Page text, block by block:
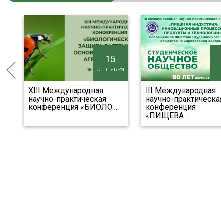
15
СЕНТЯБРЯ
XIII Международная
научно-практическая
конференция «БИОЛО…
III Международная
научно-
конференция
«ПИЩЕВА…